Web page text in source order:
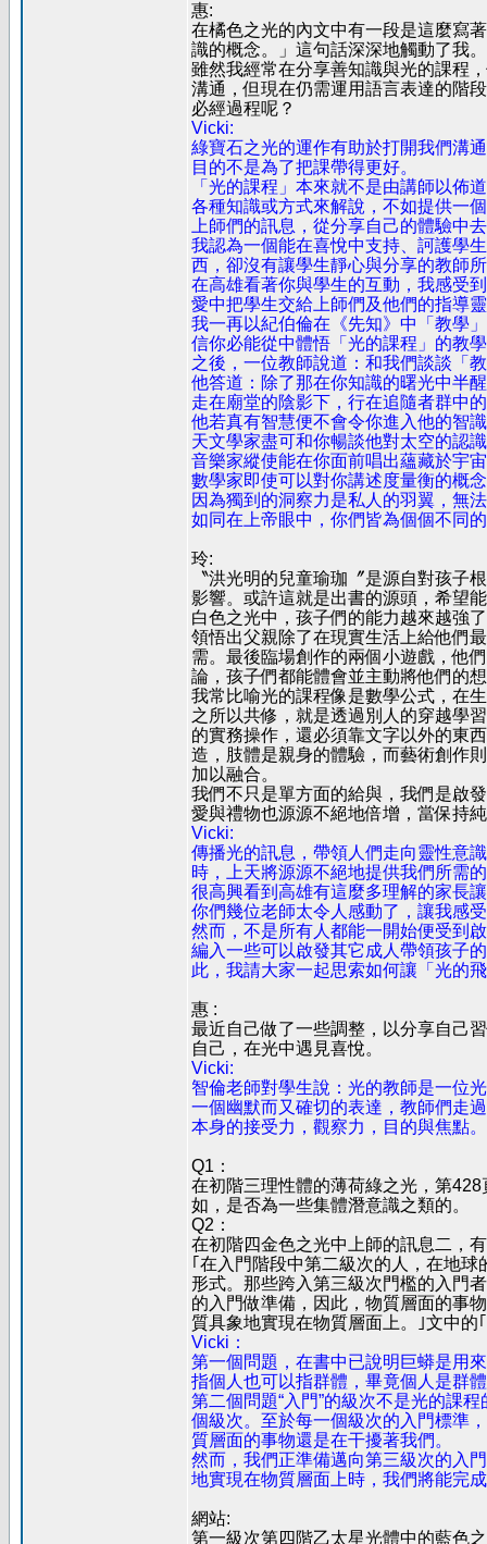
惠:
在橘色之光的內文中有一段是這麼寫
識的概念。」這句話深深地觸動了我。
雖然我經常在分享善知識與光的課程
溝通，但現在仍需運用語言表達的階
必經過程呢？
Vicki:
綠寶石之光的運作有助於打開我們溝
目的不是為了把課帶得更好。
「光的課程」本來就不是由講師以佈
各種知識或方式來解說，不如提供一
上師們的訊息，從分享自己的體驗中
我認為一個能在喜悅中支持、訶護學
西，卻沒有讓學生靜心與分享的教師
在高雄看著你與學生的互動，我感受
愛中把學生交給上師們及他們的指導
我一再以紀伯倫在《先知》中「教學
信你必能從中體悟「光的課程」的教
之後，一位教師說道：和我們談談「
他答道：除了那在你知識的曙光中半
走在廟堂的陰影下，行在追隨者群中
他若真有智慧便不會令你進入他的智
天文學家盡可和你暢談他對太空的認
音樂家縱使能在你面前唱出蘊藏於宇
數學家即使可以對你講述度量衡的概
因為獨到的洞察力是私人的羽翼，無
如同在上帝眼中，你們皆為個個不同
玲:
〝洪光明的兒童瑜珈〞是源自對孩子
影響。或許這就是出書的源頭，希望
白色之光中，孩子們的能力越來越強
領悟出父親除了在現實生活上給他們
需。最後臨場創作的兩個小遊戲，他
論，孩子們都能體會並主動將他們的
我常比喻光的課程像是數學公式，在
之所以共修，就是透過別人的穿越學
的實務操作，還必須靠文字以外的東
造，肢體是親身的體驗，而藝術創作
加以融合。
我們不只是單方面的給與，我們是啟
愛與禮物也源源不絕地倍增，當保持
Vicki:
傳播光的訊息，帶領人們走向靈性意
時，上天將源源不絕地提供我們所需
很高興看到高雄有這麼多理解的家長
你們幾位老師太令人感動了，讓我感
然而，不是所有人都能一開始便受到
編入一些可以啟發其它成人帶領孩子
此，我請大家一起思索如何讓「光的
惠 :
最近自己做了一些調整，以分享自己
自己，在光中遇見喜悅。
Vicki:
智倫老師對學生說：光的教師是一位
一個幽默而又確切的表達，教師們走
本身的接受力，觀察力，目的與焦點。
Q1：
在初階三理性體的薄荷綠之光，第
如，是否為一些集體潛意識之類的。
Q2：
在初階四金色之光中上師的訊息二，
｢在入門階段中第二級次的人，在地
形式。那些跨入第三級次門檻的入門
的入門做準備，因此，物質層面的事
質具象地實現在物質層面上。｣文中的
Vicki：
第一個問題，在書中已說明巨蟒是用
指個人也可以指群體，畢竟個人是群
第二個問題“入門”的級次不是光的課
個級次。至於每一個級次的入門標準
質層面的事物還是在干擾著我們。
然而，我們正準備邁向第三級次的入
地實現在物質層面上時，我們將能完
網站:
第一級次第四階乙太星光體中的藍色